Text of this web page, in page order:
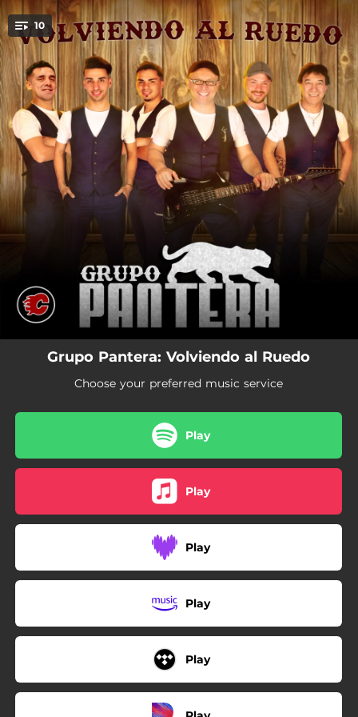
You're all set!
10
Viru Viru
03:09
Te Pones Celosa
03:09
Milonga Sentimental
03:23
Ayudame a Vivir
03:06
No Voy a Llorar
Contrabandista de Frontera
03:27
Otro Ocupa Mi Lugar
03:46
Grupo Pantera: Volviendo al Ruedo
Choose your preferred music service
Play
Play
Play
Play
Play
.